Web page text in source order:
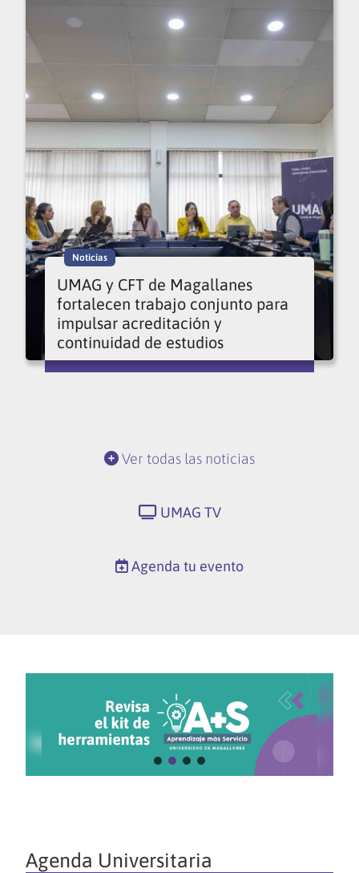
Noticias
UMAG y CFT de Magallanes
fortalecen trabajo conjunto para
impulsar acreditación y
continuidad de estudios
Ver todas las noticias
UMAG TV
Agenda tu evento
Agenda Universitaria